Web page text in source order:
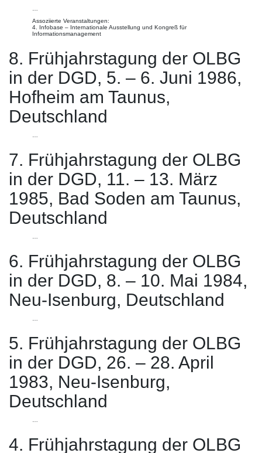
Assoziierte Veranstaltungen:
4. Infobase – Internationale Ausstellung und Kongreß für
Informationsmanagement
8. Frühjahrstagung der OLBG
in der DGD, 5. – 6. Juni 1986,
Hofheim am Taunus,
Deutschland
7. Frühjahrstagung der OLBG
in der DGD, 11. – 13. März
1985, Bad Soden am Taunus,
Deutschland
6. Frühjahrstagung der OLBG
in der DGD, 8. – 10. Mai 1984,
Neu-Isenburg, Deutschland
5. Frühjahrstagung der OLBG
in der DGD, 26. – 28. April
1983, Neu-Isenburg,
Deutschland
4. Frühjahrstagung der OLBG